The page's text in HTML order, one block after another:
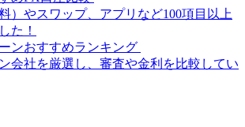
）やスワップ、アプリなど100項目以上
た！
ンおすすめランキング
会社を厳選し、審査や金利を比較してい